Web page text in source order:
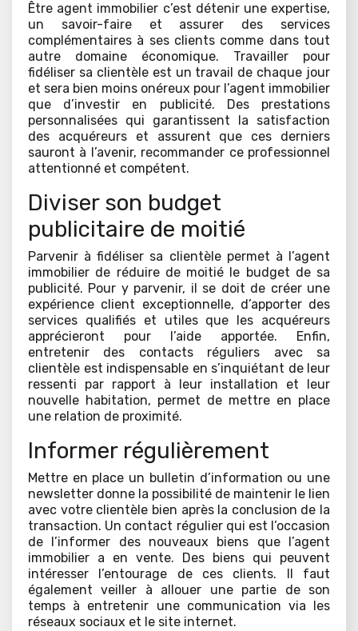
Être agent immobilier c’est détenir une expertise,
un savoir-faire et assurer des services
complémentaires à ses clients comme dans tout
autre domaine économique. Travailler pour
fidéliser sa clientèle est un travail de chaque jour
et sera bien moins onéreux pour l’agent immobilier
que d’investir en publicité. Des prestations
personnalisées qui garantissent la satisfaction
des acquéreurs et assurent que ces derniers
sauront à l’avenir, recommander ce professionnel
attentionné et compétent.
Diviser son budget
publicitaire de moitié
Parvenir à fidéliser sa clientèle permet à l’agent
immobilier de réduire de moitié le budget de sa
publicité. Pour y parvenir, il se doit de créer une
expérience client exceptionnelle, d’apporter des
services qualifiés et utiles que les acquéreurs
apprécieront pour l’aide apportée. Enfin,
entretenir des contacts réguliers avec sa
clientèle est indispensable en s’inquiétant de leur
ressenti par rapport à leur installation et leur
nouvelle habitation, permet de mettre en place
une relation de proximité.
Informer régulièrement
Mettre en place un bulletin d’information ou une
newsletter donne la possibilité de maintenir le lien
avec votre clientèle bien après la conclusion de la
transaction. Un contact régulier qui est l’occasion
de l’informer des nouveaux biens que l’agent
immobilier a en vente. Des biens qui peuvent
intéresser l’entourage de ces clients. Il faut
également veiller à allouer une partie de son
temps à entretenir une communication via les
réseaux sociaux et le site internet.